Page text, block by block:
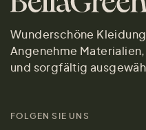
Wunderschöne
Angenehme
und sorgfältig
FOLGEN SIE UNS